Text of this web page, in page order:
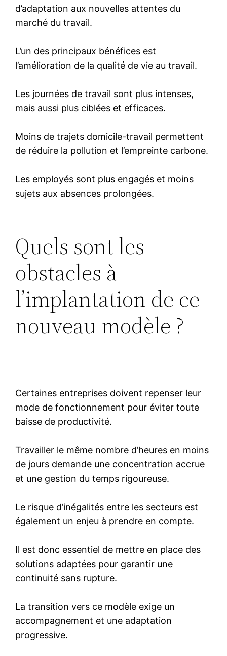
d’adaptation aux nouvelles attentes du
marché du travail.
L’un des principaux bénéfices est
l’amélioration de la qualité de vie au travail.
Les journées de travail sont plus intenses,
mais aussi plus ciblées et efficaces.
Moins de trajets domicile-travail permettent
de réduire la pollution et l’empreinte carbone.
Les employés sont plus engagés et moins
sujets aux absences prolongées.
Quels sont les
obstacles à
l’implantation de ce
nouveau modèle ?
Certaines entreprises doivent repenser leur
mode de fonctionnement pour éviter toute
baisse de productivité.
Travailler le même nombre d’heures en moins
de jours demande une concentration accrue
et une gestion du temps rigoureuse.
Le risque d’inégalités entre les secteurs est
également un enjeu à prendre en compte.
Il est donc essentiel de mettre en place des
solutions adaptées pour garantir une
continuité sans rupture.
La transition vers ce modèle exige un
accompagnement et une adaptation
progressive.